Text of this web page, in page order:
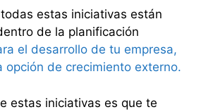
estas iniciativas están
de la planificación
el desarrollo de tu empresa,
opción de crecimiento externo.
estas iniciativas es que te